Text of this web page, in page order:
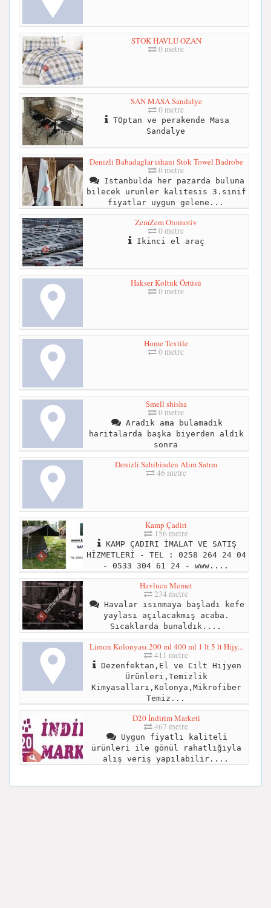
STOK HAVLU OZAN
0 metre
SAN MASA Sandalye
0 metre
TOptan ve perakende Masa
Sandalye
Denizli Babadaglar ishani Stok Towel Badrobe
0 metre
Istanbulda her pazarda buluna
bilecek urunler kalitesis 3.sinif
fiyatlar uygun gelene...
ZemZem Otomotiv
0 metre
Ikinci el araç
Hakser Koltuk Örtüsü
0 metre
Home Textile
0 metre
Smell shisha
0 metre
Aradık ama bulamadık
haritalarda başka biyerden aldık
sonra
Denizli Sahibinden Alım Satım
46 metre
Kamp Çadiri
156 metre
KAMP ÇADIRI İMALAT VE SATIŞ
HİZMETLERİ - TEL : 0258 264 24 04
- 0533 304 61 24 - www....
Havlucu Memet
234 metre
Havalar ısınmaya başladı kefe
yaylası açılacakmış acaba.
Sıcaklarda bunaldık....
Limon Kolonyası.200 ml 400 ml 1 lt 5 lt Hijy...
411 metre
Dezenfektan,El ve Cilt Hijyen
Ürünleri,Temizlik
Kimyasalları,Kolonya,Mikrofiber
Temiz...
D20 İndirim Marketi
467 metre
Uygun fiyatlı kaliteli
ürünleri ile gönül rahatlığıyla
alış veriş yapılabilir....